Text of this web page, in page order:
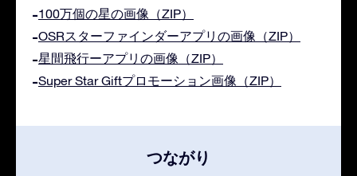
100万個の星の画像（ZIP）
OSRスターファインダーアプリの画像（ZIP）
星間飛行ーアプリの画像（ZIP）
Super Star Giftプロモーション画像（ZIP）
つながり